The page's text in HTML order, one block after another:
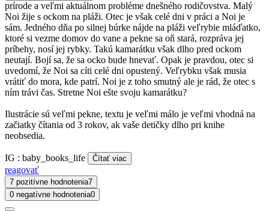
prírode a veľmi aktuálnom probléme dnešného rodičovstva. Malý
Noi žije s ockom na pláži. Otec je však celé dni v práci a Noi je
sám. Jedného dňa po silnej búrke nájde na pláži veľrybie mláďatko,
ktoré si vezme domov do vane a pekne sa oň stará, rozpráva jej
príbehy, nosí jej rybky. Takú kamarátku však dlho pred ockom
neutají. Bojí sa, že sa ocko bude hnevať. Opak je pravdou, otec si
uvedomí, že Noi sa cíti celé dni opustený. Veľrybku však musia
vrátiť do mora, kde patrí. Noi je z toho smutný ale je rád, že otec s
ním trávi čas. Stretne Noi ešte svoju kamarátku?
Ilustrácie sú veľmi pekne, textu je veľmi málo je veľmi vhodná na
začiatky čítania od 3 rokov, ak vaše detičky dlho pri knihe
neobsedia.
IG : baby_books_life Čítať viac
reagovať
7 pozitívne hodnotenia7
0 negatívne hodnotenia0